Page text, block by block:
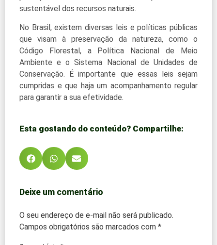
sustentável dos recursos naturais.
No Brasil, existem diversas leis e políticas públicas
que visam à preservação da natureza, como o
Código Florestal, a Política Nacional de Meio
Ambiente e o Sistema Nacional de Unidades de
Conservação. É importante que essas leis sejam
cumpridas e que haja um acompanhamento regular
para garantir a sua efetividade.
Esta gostando do conteúdo? Compartilhe:
Deixe um comentário
O seu endereço de e-mail não será publicado.
Campos obrigatórios são marcados com *